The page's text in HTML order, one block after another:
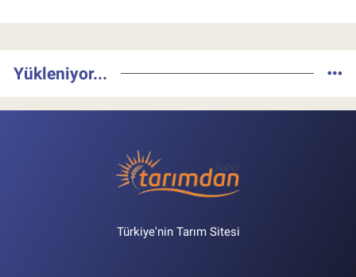
Yükleniyor...
Türkiye'nin Tarım Sitesi